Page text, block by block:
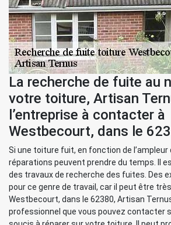
La recherche de fuite au
votre toiture, Artisan
l’entreprise à contacter à
Westbecourt, dans le
Si une toiture fuit, en fonction de l’ampleur
réparations peuvent prendre du temps. Il
des travaux de recherche des fuites. Des
pour ce genre de travail, car il peut être
Westbecourt, dans le 62380, Artisan
professionnel que vous pouvez contacter